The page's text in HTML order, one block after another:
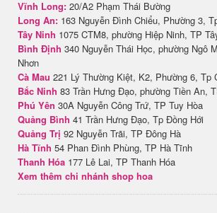
Vĩnh Long: 20/A2 Phạm Thái Bường
Long An: 163 Nguyễn Đình Chiểu, Phường 3,
Tây Ninh 1075 CTM8, phường Hiệp Ninh, TP
Bình Định 340 Nguyễn Thái Học, phường Ngô
Nhơn
Cà Mau 221 Lý Thường Kiệt, K2, Phường 6, Tp
Bắc Ninh 83 Trần Hưng Đạo, phường Tiền An,
Phú Yên 30A Nguyễn Công Trứ, TP Tuy Hòa
Quảng Bình 41 Trần Hưng Đạo, Tp Đồng Hới
Quảng Trị 92 Nguyễn Trãi, TP Đông Hà
Hà Tĩnh 54 Phan Đình Phùng, TP Hà Tĩnh
Thanh Hóa 177 Lê Lai, TP Thanh Hóa
Xem thêm chi nhánh shop hoa